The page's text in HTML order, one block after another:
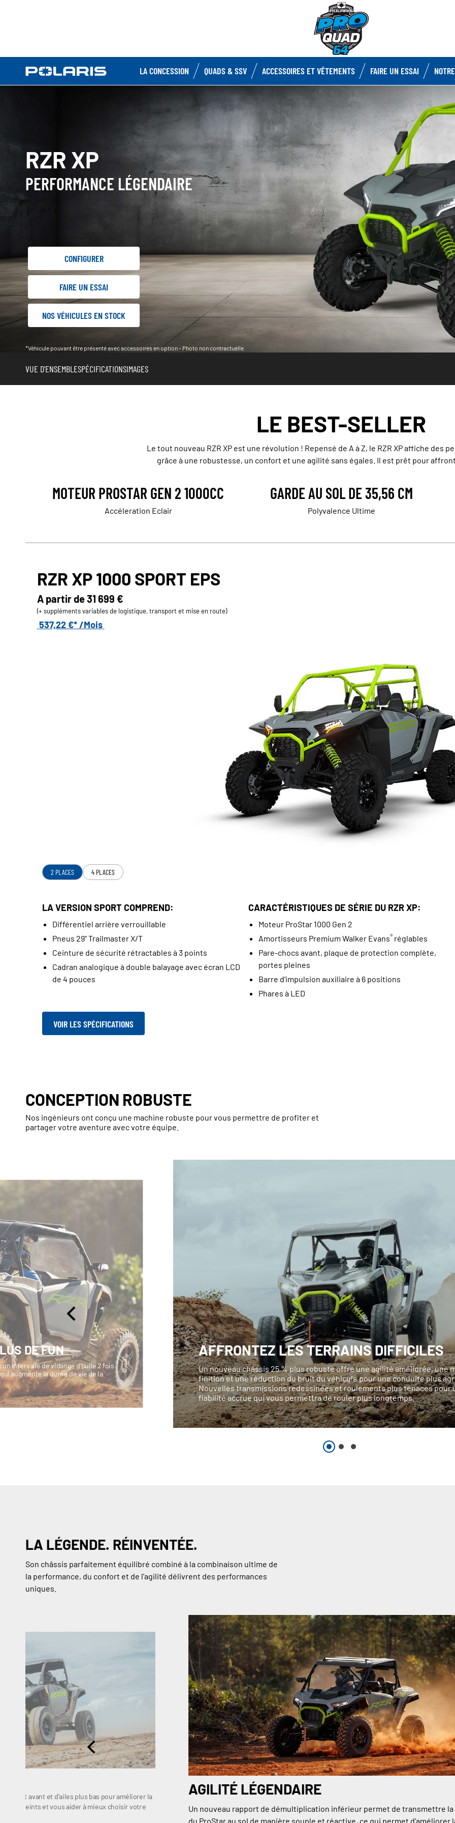
LA CONCESSION QUADS & SSV ACCESSOIRES ET VÊTEMENTS FAIRE UN ESSAI
RZR XP
PERFORMANCE LÉGENDAIRE
CONFIGURER
FAIRE UN ESSAI
NOS VÉHICULES EN STOCK
*Véhicule pouvant être présenté avec accessoires en option - Photo non contractuelle.
VUE D'ENSEMBLESPÉCIFICATIONSIMAGES
LE BEST-SELLER
Le tout nouveau RZR XP est une révolution ! Repensé de A à Z, le RZR XP affiche des
grâce à une robustesse, un confort et une agilité sans égales. Il est prêt pour
MOTEUR PROSTAR GEN 2 1000CC
Accéleration Eclair
GARDE AU SOL DE 35,56 CM
Polyvalence Ultime
RZR XP 1000 SPORT EPS
A partir de31 699 €
(+ suppléments variables de logistique, transport et mise en route)
537,22 €* /Mois
2 PLACES 4 PLACES
LA VERSION SPORT COMPREND:
Différentiel arrière verrouillable
Pneus 29'' Trailmaster X/T
Ceinture de sécurité rétractables à 3 points
Cadran analogique à double balayage avec écran LCD
de 4 pouces
CARACTÉRISTIQUES DE SÉRIE DU RZR XP:
Moteur ProStar 1000 Gen 2
Amortisseurs Premium Walker Evans®réglables
Pare-chocs avant, plaque de protection complète,
portes pleines
Barre d’impulsion auxiliaire à 6 positions
Phares à LED
VOIR LES SPÉCIFICATIONS
CONCEPTION ROBUSTE
Nos ingénieurs ont conçu une machine robuste pour vous permettre de profiter et
partager votre aventure avec votre équipe.
DE FUN
intervalle de vidange d’huile 2 fois
augmente la durée de vie de la
AFFRONTEZ LES TERRAINS DIFFICILES
Un nouveau châssis 25 % plus robuste offre une agilité améliorée, une
finition et une réduction du bruit du véhicule pour une conduite plus
Nouvelles transmissions redessinées et roulements plus tenaces pour
fiabilité accrue qui vous permettra de rouler plus longtemps.
LA LÉGENDE. RÉINVENTÉE.
Son châssis parfaitement équilibré combiné à la combinaison ultime de
la performance, du confort et de l'agilité délivrent des performances
uniques.
capot avant et d'ailes plus bas pour améliorer la
restreints et vous aider à mieux choisir votre
AGILITÉ LÉGENDAIRE
Un nouveau rapport de démultiplication inférieur permet de transmettre la
du ProStar au sol de manière souple et réactive, ce qui permet d'améliorer